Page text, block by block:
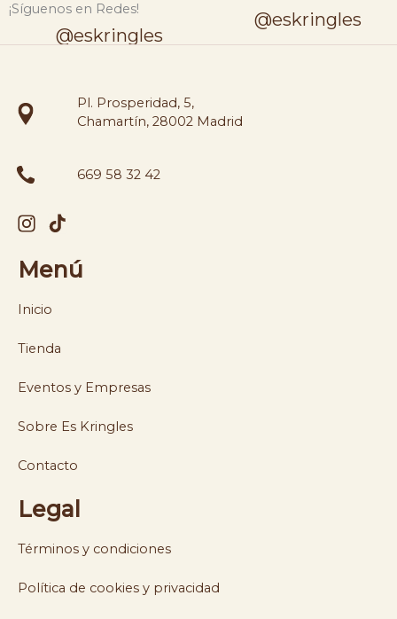
¡Síguenos en Redes!
@eskringles
@eskringles
Pl. Prosperidad, 5,
Chamartín, 28002 Madrid
669 58 32 42
Menú
Inicio
Tienda
Eventos y Empresas
Sobre Es Kringles
Contacto
Legal
Términos y condiciones
Política de cookies y privacidad